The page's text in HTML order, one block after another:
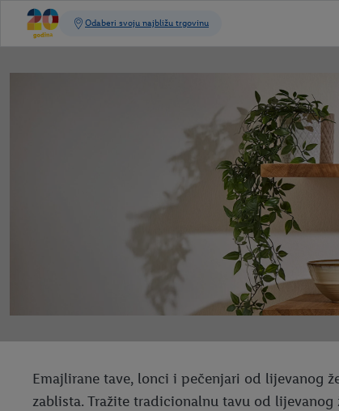
Emajlirane tave, lonci i pečenjari od lijevanog
zablista. Tražite tradicionalnu tavu od